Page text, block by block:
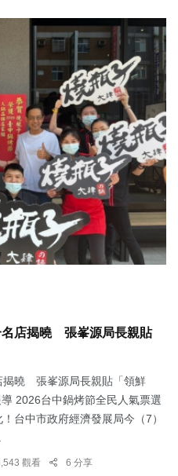
名店揭曉 張峯源局長親貼
揭曉 張峯源局長親貼「領鮮
2026台中鍋烤節全民人氣票選
台中市政府經濟發展局今（7）
觀看 6 分享